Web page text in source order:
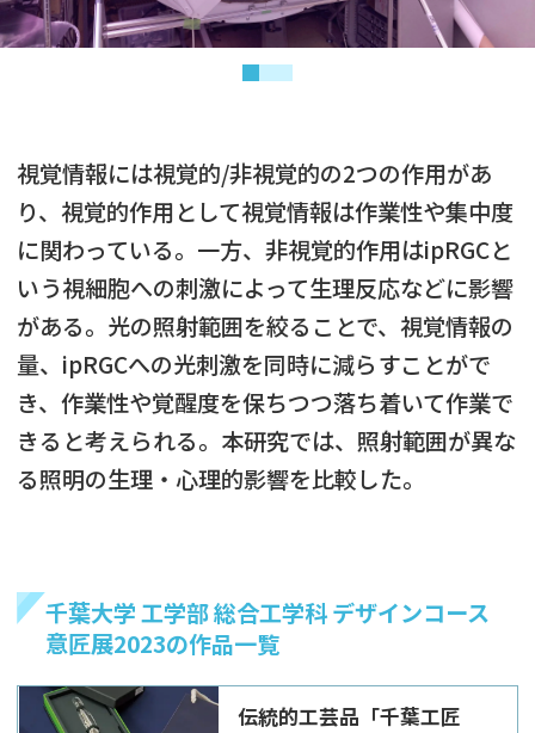
視覚情報には視覚的/非視覚的の2つの作用があ
り、視覚的作用として視覚情報は作業性や集中度
に関わっている。一方、非視覚的作用はipRGCと
いう視細胞への刺激によって生理反応などに影響
がある。光の照射範囲を絞ることで、視覚情報の
量、ipRGCへの光刺激を同時に減らすことがで
き、作業性や覚醒度を保ちつつ落ち着いて作業で
きると考えられる。本研究では、照射範囲が異な
る照明の生理・心理的影響を比較した。
千葉大学 工学部 総合工学科 デザインコース
意匠展2023の作品一覧
伝統的工芸品「千葉工匠